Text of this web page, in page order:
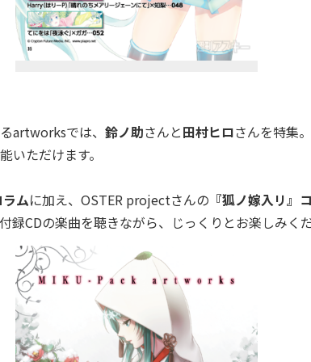
artworksでは、 鈴ノ助さんと田村ヒロさんを特集
いただけます。
ムに加え、OSTER projectさんの 『狐ノ嫁入リ』
録CDの楽曲を聴きながら、じっくりとお楽しみくだ